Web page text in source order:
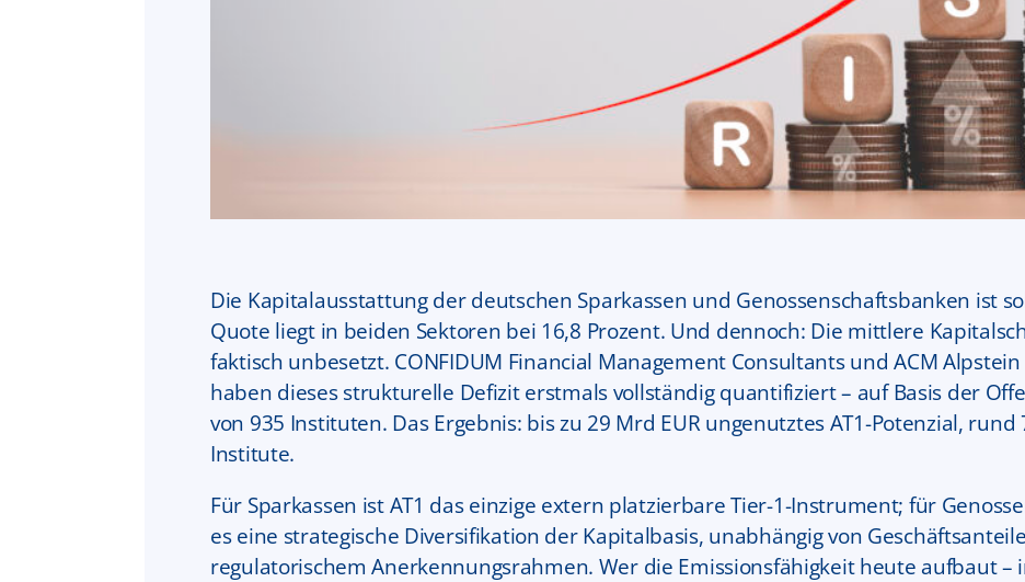
Die Kapitalausstattung der deutschen Sparkassen und Genossenschaftsbanken ist
Quote liegt in beiden Sektoren bei 16,8 Prozent. Und dennoch: Die mittlere
faktisch unbesetzt. CONFIDUM Financial Management Consultants und ACM
haben dieses strukturelle Defizit erstmals vollständig quantifiziert – auf Basis der
von 935 Instituten. Das Ergebnis: bis zu 29 Mrd EUR ungenutztes AT1-Potenzial,
Institute.
Für Sparkassen ist AT1 das einzige extern platzierbare Tier-1-Instrument; für
es eine strategische Diversifikation der Kapitalbasis, unabhängig von
regulatorischem Anerkennungsrahmen. Wer die Emissionsfähigkeit heute aufbaut